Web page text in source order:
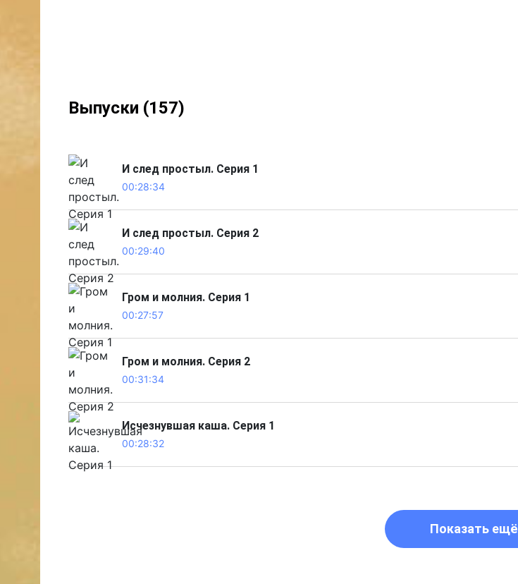
Выпуски (157)
И след простыл. Серия 1
00:28:34
И след простыл. Серия 2
00:29:40
Гром и молния. Серия 1
00:27:57
Гром и молния. Серия 2
00:31:34
Исчезнувшая каша. Серия 1
00:28:32
Показать ещё